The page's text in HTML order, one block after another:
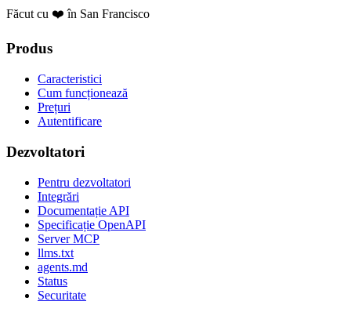
Făcut cu ❤️ în San Francisco
Produs
Caracteristici
Cum funcționează
Prețuri
Autentificare
Dezvoltatori
Pentru dezvoltatori
Integrări
Documentație API
Specificație OpenAPI
Server MCP
llms.txt
agents.md
Status
Securitate